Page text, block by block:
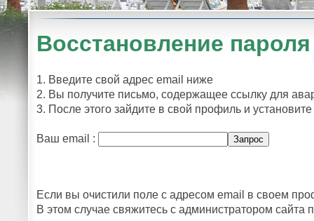
Восстановление пароля
1. Введите свой адрес email ниже
2. Вы получите письмо, содержащее ссылку для
3. После этого зайдите в свой профиль и
Ваш email :
Если вы очистили поле с адресом email в своем
В этом случае свяжитесь с администратором сайта